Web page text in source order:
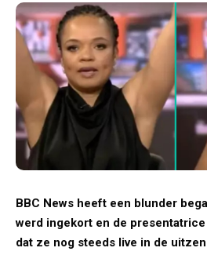
BBC News heeft een blunder
werd ingekort en de
dat ze nog steeds live in de